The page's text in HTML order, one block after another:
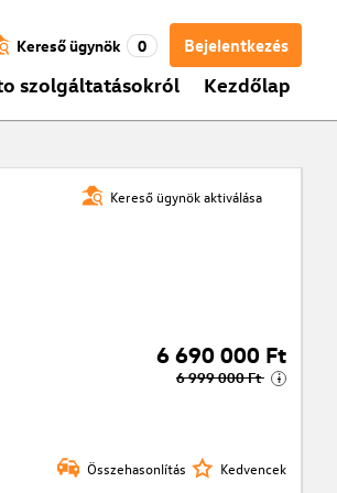
Bejelentkezés
Kereső ügynök 0
szolgáltatásokról Kezdőlap
Kereső ügynök aktiválása
6 690 000 Ft
6 999 000 Ft i
Összehasonlítás Kedvencek